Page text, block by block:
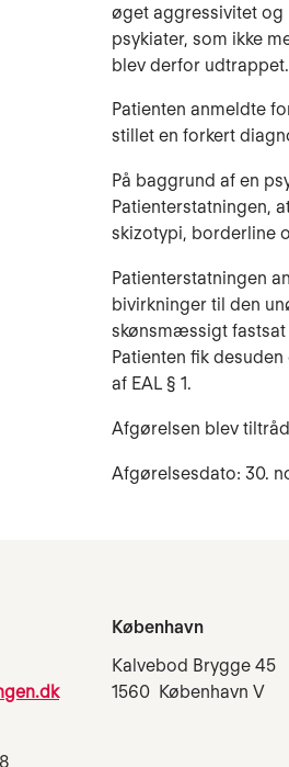
øget aggressivitet og
psykiater, som ikke
blev derfor udtrappet.
Patienten anmeldte
stillet en forkert
På baggrund af en
Patienterstatningen,
skizotypi, borderline
Patienterstatningen
bivirkninger til den
skønsmæssigt
Patienten fik
af EAL § 1.
Afgørelsen blev
Afgørelsesdato: 30.
København
Kalvebod Brygge 45
1560 København V